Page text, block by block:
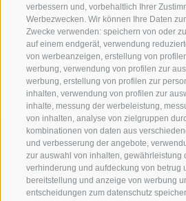
verbessern und, vorbehaltlich Ihrer
Werbezwecken. Wir können Ihre Daten
Zwecke verwenden: speichern von oder
auf einem endgerät, verwendung
von werbeanzeigen, erstellung von
werbung, verwendung von profilen zur
werbung, erstellung von profilen zur
inhalten, verwendung von profilen zur
inhalte, messung der werbeleistung,
von inhalten, analyse von zielgruppen
kombinationen von daten aus
und verbesserung der angebote,
zur auswahl von inhalten, gewährleistung
verhinderung und aufdeckung von betrug
bereitstellung und anzeige von werbung
entscheidungen zum datenschutz
Wir freuen uns darauf, Sie bald auf
willkommen zu heißen!
WILLKOMMEN IN DER